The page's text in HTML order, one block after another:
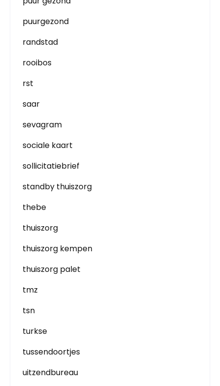
puurgezond
randstad
rooibos
rst
saar
sevagram
sociale kaart
sollicitatiebrief
standby thuiszorg
thebe
thuiszorg
thuiszorg kempen
thuiszorg palet
tmz
tsn
turkse
tussendoortjes
uitzendbureau